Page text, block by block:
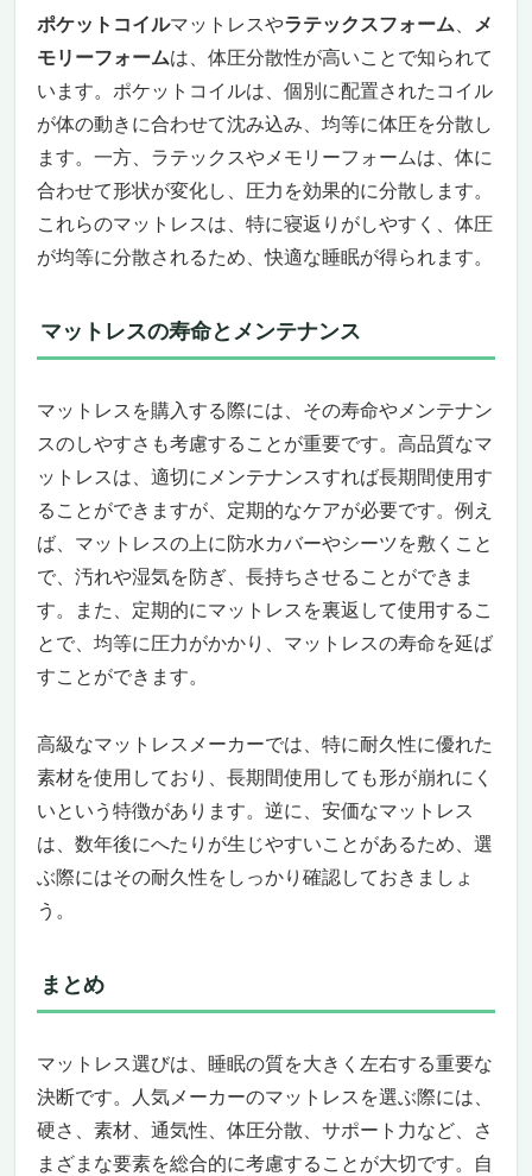
ポケットコイルマットレスやラテックスフォーム
メ
モリーフォームは、体圧分散性が高いことで知られて
います。ポケットコイルは、個別に配置されたコイル
が体の動きに合わせて沈み込み、均等に体圧を分散し
ます。一方、ラテックスやメモリーフォームは、体に
合わせて形状が変化し、圧力を効果的に分散します。
これらのマットレスは、特に寝返りがしやすく、体圧
が均等に分散されるため、快適な睡眠が得られます。
マットレスの寿命とメンテナンス
マットレスを購入する際には、その寿命やメンテナン
スのしやすさも考慮することが重要です。高品質なマ
ットレスは、適切にメンテナンスすれば長期間使用す
ることができますが、定期的なケアが必要です。例え
ば、マットレスの上に防水カバーやシーツを敷くこと
で、汚れや湿気を防ぎ、長持ちさせることができま
す。また、定期的にマットレスを裏返して使用するこ
とで、均等に圧力がかかり、マットレスの寿命を延ば
すことができます。
高級なマットレスメーカーでは、特に耐久性に優れた
素材を使用しており、長期間使用しても形が崩れにく
いという特徴があります。逆に、安価なマットレス
は、数年後にへたりが生じやすいことがあるため、選
ぶ際にはその耐久性をしっかり確認しておきましょ
う。
まとめ
マットレス選びは、睡眠の質を大きく左右する重要な
決断です。人気メーカーのマットレスを選ぶ際には、
硬さ、素材、通気性、体圧分散、サポート力など、さ
まざまな要素を総合的に考慮することが大切です。自